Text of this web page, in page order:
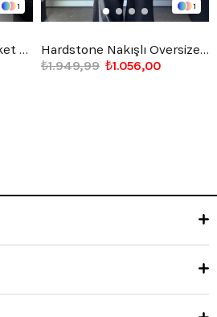
1
Cep Detay Düğmeli Ceket Taş Rengi
1
Hardstone Nakışlı Oversize Ceket Gri
₺1.056,00
₺1.949,99